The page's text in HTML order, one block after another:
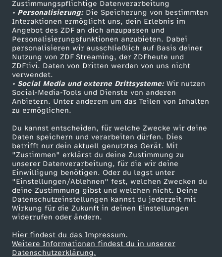
Zustimmungspflichtige Datenverarbeitung
• Personalisierung:Die Speicherung von bestimmten
Interaktionen ermöglicht uns, dein Erlebnis im
Angebot des ZDF an dich anzupassen und
Personalisierungsfunktionen anzubieten. Dabei
personalisieren wir ausschließlich auf Basis deiner
Nutzung von ZDF Streaming, der ZDFheute und
ZDFtivi. Daten von Dritten werden von uns nicht
verwendet.
• Social Media und externe Drittsysteme:Wir nutzen
Social-Media-Tools und Dienste von anderen
Anbietern. Unter anderem um das Teilen von Inhalten
zu ermöglichen.
Du kannst entscheiden, für welche Zwecke wir deine
Daten speichern und verarbeiten dürfen. Dies
betrifft nur dein aktuell genutztes Gerät. Mit
"Zustimmen" erklärst du deine Zustimmung zu
unserer Datenverarbeitung, für die wir deine
Einwilligung benötigen. Oder du legst unter
"Einstellungen/Ablehnen" fest, welchen Zwecken du
deine Zustimmung gibst und welchen nicht. Deine
Datenschutzeinstellungen kannst du jederzeit mit
Wirkung für die Zukunft in deinen Einstellungen
widerrufen oder ändern.
Hier findest du das Impressum.
Weitere Informationen findest du in unserer
Datenschutzerklärung.
e
n
f
r
a
g
t
Livestreams
Sendungen A-Z
TV-Programm
Zuschauerservice
Hilfe
ZDF Unternehmen
Karriere
ZDF goes Schule
Werbefernsehen
Mainzelmännchen
Partner